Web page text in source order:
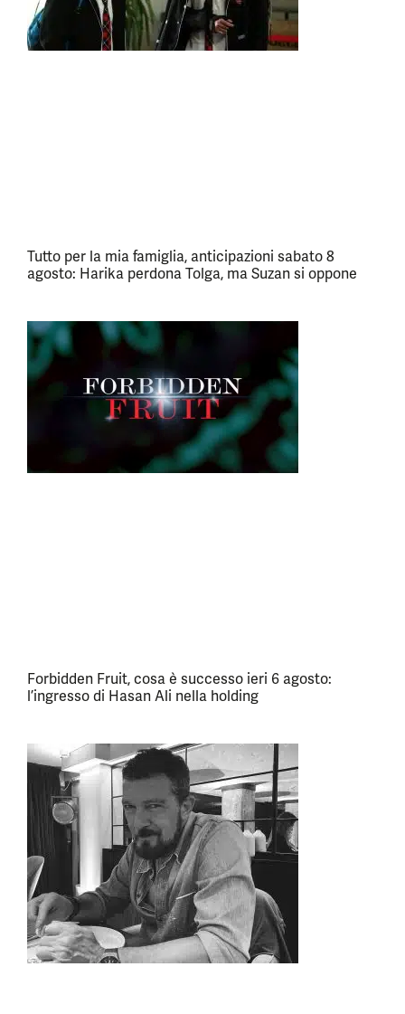
Tutto per la mia famiglia, anticipazioni sabato 8
agosto: Harika perdona Tolga, ma Suzan si oppone
Forbidden Fruit, cosa è successo ieri 6 agosto:
l’ingresso di Hasan Ali nella holding